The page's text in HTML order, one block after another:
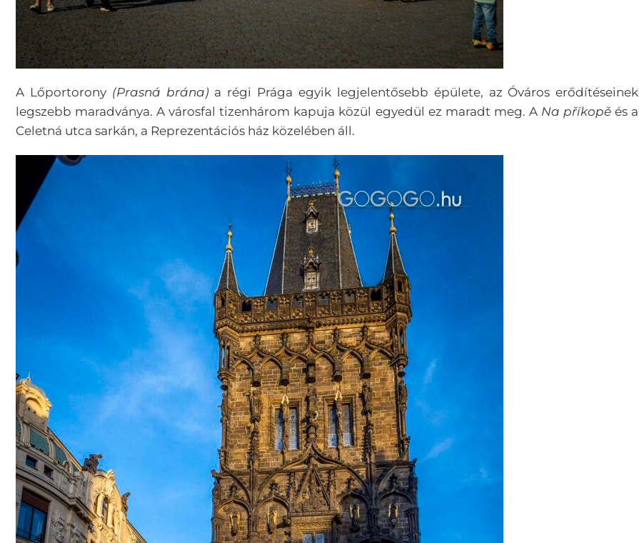
A Lőportorony (Prasná brána) a régi Prága egyik legjelentősebb épülete, az Óváros erődítéseinek
legszebb maradványa. A városfal tizenhárom kapuja közül egyedül ez maradt meg. A Na příkopě és a
Celetná utca sarkán, a Reprezentációs ház közelében áll.